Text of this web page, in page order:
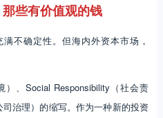
些有价值观的钱
不确定性。但海内外资本市场，
）、Social Responsibility（社会责
治理）的缩写。作为一种新的投资